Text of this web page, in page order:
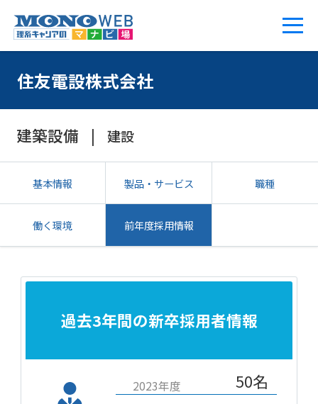
住友電設株式会社
建築設備 建設
基本情報 製品・サービス 職種
働く環境 前年度採用情報
過去3年間の新卒採用者情報
2023年度 50名